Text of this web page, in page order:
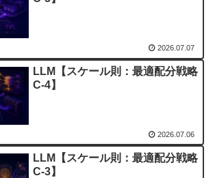
2026.07.07
LLM【スケール則：最適配分戦略
C-4】
2026.07.06
LLM【スケール則：最適配分戦略
C-3】